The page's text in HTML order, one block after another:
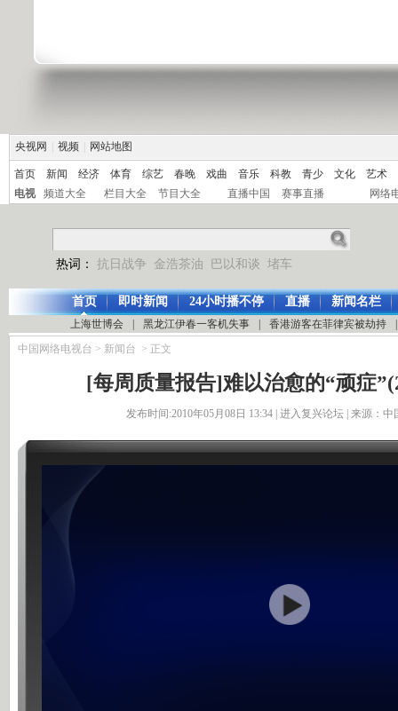
央视网 视频 网站地图
首页 新闻 经济 体育 综艺 春晚 戏曲 音乐 科教 青少 文化
艺术
电视
频道大全 栏目大全 节目大全 直播中国 赛事直播 网络
热词： 抗日战争 金浩茶油 巴以和谈 堵车
首页
上海世博会 黑龙江伊春一客机失事 香港游客在菲律宾被劫持
即时新闻 24小时播不停 直播 新闻名栏
中国网络电视台 > 新闻台 > 正文
[每周质量报告]难以治愈的“顽症
发布时间:2010年05月08日 13:34 | 进入复兴论坛 | 来源：